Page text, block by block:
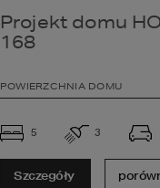
Projekt domu
168
POWIERZCHNIA DOMU
5 3
Szczegóły